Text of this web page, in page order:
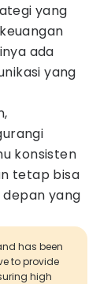
yang
ada
yang
konsisten
tetap bisa
yang
has been
to provide
high